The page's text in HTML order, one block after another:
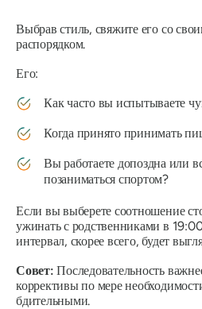
Выбрав стиль, свяжите его со
распорядком.
Его:
Как часто вы испытываете
Когда принято принимать
Вы работаете допоздна или
позаниматься спортом?
Если вы выберете соотношение
ужинать с родственниками в
интервал, скорее всего, будет
Совет: Последовательность
коррективы по мере
бдительными.